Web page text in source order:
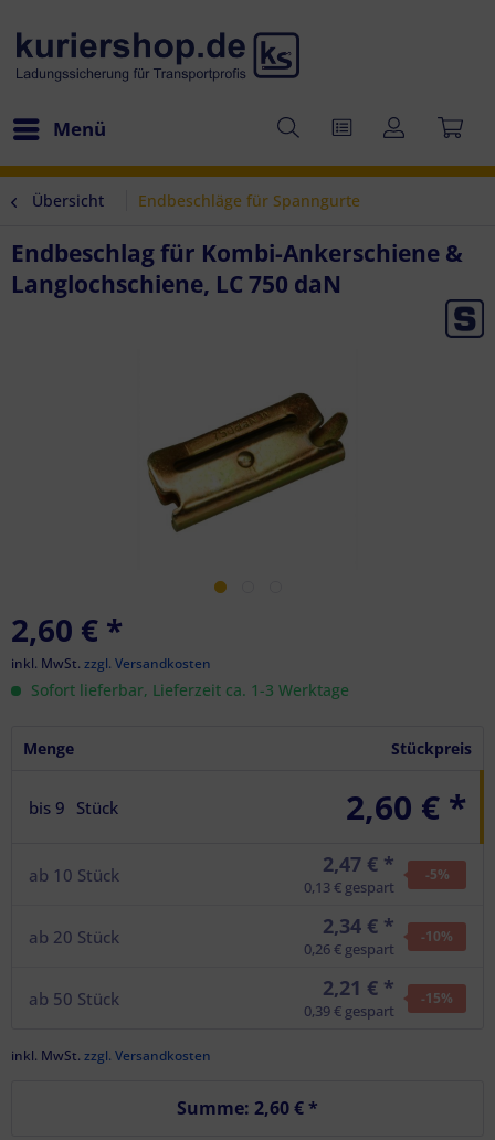
Menü
Übersicht Endbeschläge für Spanngurte
Endbeschlag für Kombi-Ankerschiene &
Langlochschiene, LC 750 daN
2,60 € *
inkl. MwSt. zzgl. Versandkosten
Sofort lieferbar, Lieferzeit ca. 1-3 Werktage
Menge Stückpreis
bis 9 Stück 2,60 € *
ab 10 Stück 2,47 € *
0,13 € gespart
-5%
ab 20 Stück 2,34 € *
0,26 € gespart
-10%
ab 50 Stück 2,21 € *
0,39 € gespart
-15%
inkl. MwSt. zzgl. Versandkosten
Summe: 2,60 €*